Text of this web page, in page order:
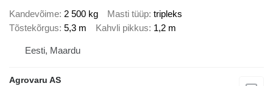
Kandevõime 2 500 kg Masti tüüp tripleks
Tõstekõrgus 5,3 m Kahvli pikkus 1,2 m
Eesti, Maardu
Agrovaru AS